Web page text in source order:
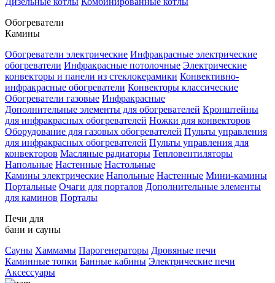
Обогреватели
Камины
Обогреватели электрические Инфракрасные электрические
обогреватели Инфракрасные потолочные Электрические
конвекторы и панели из стеклокерамики Конвективно-
инфракрасные обогреватели Конвекторы классические
Обогреватели газовые Инфракрасные
Дополнительные элементы для обогревателей Кронштейны
для инфракрасных обогревателей Ножки для конвекторов
Оборудование для газовых обогревателей Пульты управления
для инфракрасных обогревателей Пульты управления для
конвекторов Масляные радиаторы Тепловентиляторы
Напольные Настенные Настольные
Камины электрические Напольные Настенные Мини-камины
Портальные Очаги для порталов Дополнительные элементы
для каминов Порталы
Печи для
бани и сауны
Сауны Хаммамы Парогенераторы Дровяные печи
Каминные топки Банные кабины Электрические печи
Аксессуары